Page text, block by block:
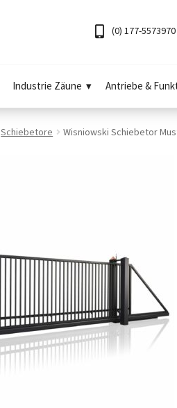
(0) 177-5573970
Industrie Zäune Antriebe &
Schiebetore Wisniowski Schiebetor